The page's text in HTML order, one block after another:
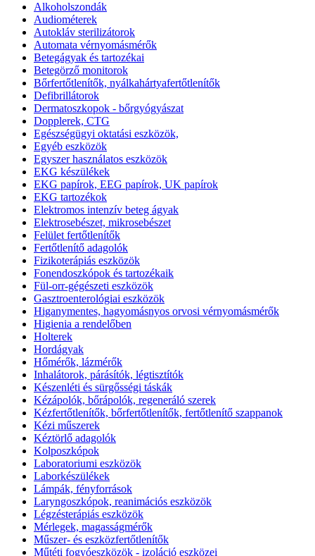
Alkoholszondák
Audiométerek
Autokláv sterilizátorok
Automata vérnyomásmérők
Betegágyak és tartozékai
Betegörző monitorok
Bőrfertőtlenítők, nyálkahártyafertőtlenítők
Defibrillátorok
Dermatoszkopok - bőrgyógyászat
Dopplerek, CTG
Egészségügyi oktatási eszközök,
Egyéb eszközök
Egyszer használatos eszközök
EKG készülékek
EKG papírok, EEG papírok, UK papírok
EKG tartozékok
Elektromos intenzív beteg ágyak
Elektrosebészet, mikrosebészet
Felület fertőtlenítők
Fertőtlenítő adagolók
Fizikoterápiás eszközök
Fonendoszkópok és tartozékaik
Fül-orr-gégészeti eszközök
Gasztroenterológiai eszközök
Higanymentes, hagyomásnyos orvosi vérnyomásmérők
Higienia a rendelőben
Holterek
Hordágyak
Hőmérők, lázmérők
Inhalátorok, párásítók, légtisztítók
Készenléti és sürgősségi táskák
Kézápolók, bőrápolók, regeneráló szerek
Kézfertőtlenítők, bőrfertőtlenítők, fertőtlenítő szappanok
Kézi műszerek
Kéztörlő adagolók
Kolposzkópok
Laboratoriumi eszközök
Laborkészülékek
Lámpák, fényforrások
Laryngoszkópok, reanimációs eszközök
Légzésterápiás eszközök
Mérlegek, magasságmérők
Műszer- és eszközfertőtlenítők
Műtéti fogyóeszközök - izoláció eszközei